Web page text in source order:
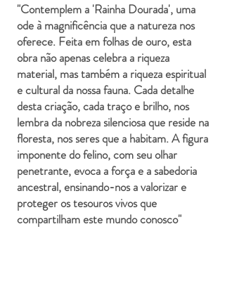
"Contemplem a 'Rainha Dourada', uma
ode à magnificência que a natureza nos
oferece. Feita em folhas de ouro, esta
obra não apenas celebra a riqueza
material, mas também a riqueza espiritual
e cultural da nossa fauna. Cada detalhe
desta criação, cada traço e brilho, nos
lembra da nobreza silenciosa que reside na
floresta, nos seres que a habitam. A figura
imponente do felino, com seu olhar
penetrante, evoca a força e a sabedoria
ancestral, ensinando-nos a valorizar e
proteger os tesouros vivos que
compartilham este mundo conosco"